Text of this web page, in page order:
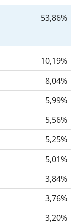
53,86%
10,19%
8,04%
5,99%
5,56%
5,25%
5,01%
3,84%
3,76%
3,20%